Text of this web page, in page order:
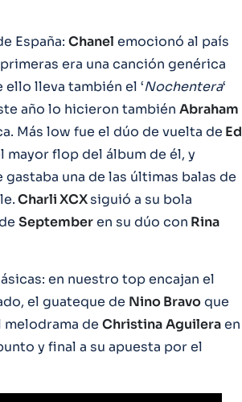
España: Chanel emocionó al país
era una canción genérica
lleva también el ‘Nochentera‘
año lo hicieron también Abraham
Más low fue el dúo de vuelta de Ed
mayor flop del álbum de él, y
gastaba una de las últimas balas de
Charli XCXsiguió a su bola
Septemberen su dúo con Rina
en nuestro top encajan el
el guateque de Nino Bravoque
melodrama de ChristinaAguileraen
y final a su apuesta por el